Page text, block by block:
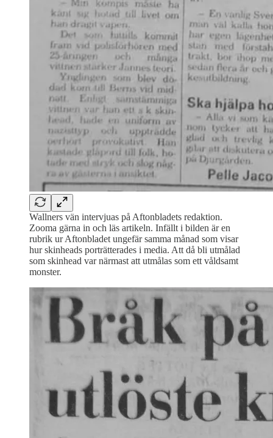
Wallners vän intervjuas på Aftonbladets redaktion.
Zooma gärna in och läs artikeln. Infällt i bilden är en
rubrik ur Aftonbladet ungefär samma månad som visar
hur skinheads porträtterades i media. Att då bli utmålad
som skinhead var närmast att utmålas som ett våldsamt
monster.